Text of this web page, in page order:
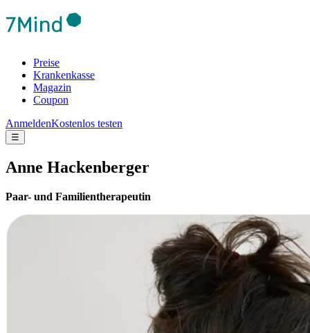
Preise
Krankenkasse
Magazin
Coupon
AnmeldenKostenlos testen
☰
Anne Hackenberger
Paar- und Familientherapeutin